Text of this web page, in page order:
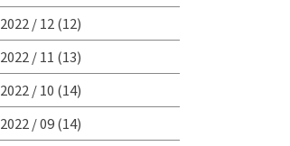
2022 / 12 (12)
2022 / 11 (13)
2022 / 10 (14)
2022 / 09(14)